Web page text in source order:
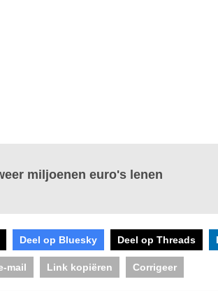
miljoenen euro's lenen
Deel op Bluesky Deel op Threads
mail Link kopiëren Corrigeer